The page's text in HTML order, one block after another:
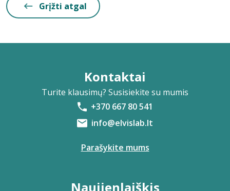
Grįžti atgal
Kontaktai
Turite klausimų? Susisiekite su mumis
+370 667 80 541
info@elvislab.lt
Parašykite mums
Naujienlaiškis